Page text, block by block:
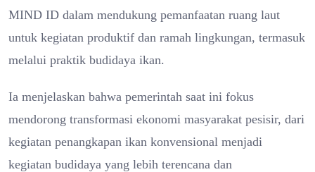
MIND ID dalam mendukung pemanfaatan ruang laut
untuk kegiatan produktif dan ramah lingkungan, termasuk
melalui praktik budidaya ikan.
Ia menjelaskan bahwa pemerintah saat ini fokus
mendorong transformasi ekonomi masyarakat pesisir, dari
kegiatan penangkapan ikan konvensional menjadi
kegiatan budidaya yang lebih terencana dan